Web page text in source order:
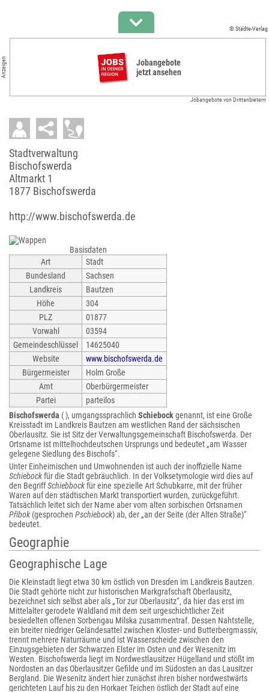
© Städte-Verlag
Anzeigen
Jobangebote
jetzt ansehen
Jobangebote von Drittanbietern
Stadtverwaltung
Bischofswerda
Altmarkt 1
1877 Bischofswerda
http://www.bischofswerda.de
Basisdaten
Art
Stadt
Bundesland
Sachsen
Landkreis
Bautzen
Höhe
304
PLZ
01877
Vorwahl
03594
Gemeindeschlüssel
14625040
Website
www.bischofswerda.de
Bürgermeister
Holm Große
Amt
Oberbürgermeister
Partei
parteilos
Bischofswerda ( ), umgangssprachlich Schiebockgenannt, ist eine Große
Kreisstadt im Landkreis Bautzen am westlichen Rand der sächsischen
Oberlausitz. Sie ist Sitz der Verwaltungsgemeinschaft Bischofswerda. Der
Ortsname ist mittelhochdeutschen Ursprungs und bedeutet „am Wasser
gelegene Siedlung des Bischofs“.
Unter Einheimischen und Umwohnenden ist auch der inoffizielle Name
Schiebockfür die Stadt gebräuchlich. In der Volksetymologie wird dies auf
den BegriffSchiebbockfür eine spezielle Art Schubkarre, mit der früher
Waren auf den städtischen Markt transportiert wurden, zurückgeführt.
Tatsächlich leitet sich der Name aber vom alten sorbischen Ortsnamen
Přibok (gesprochen Pschiebock) ab, der „an der Seite (der Alten Straße)“
bedeutet.
Geographie
Geographische Lage
Die Kleinstadt liegt etwa 30 km östlich von Dresden im Landkreis Bautzen.
Die Stadt gehörte nicht zur historischen Markgrafschaft Oberlausitz,
bezeichnet sich selbst aber als „Tor zur Oberlausitz“, da hier das erst im
Mittelalter gerodete Waldland mit dem seit urgeschichtlicher Zeit
besiedelten offenen Sorbengau Milska zusammentraf. Dessen Nahtstelle,
ein breiter niedriger Geländesattel zwischen Kloster- und Butterbergmassiv,
trennt mehrere Naturräume und ist Wasserscheide zwischen den
Einzugsgebieten der Schwarzen Elster im Osten und der Wesenitz im
Westen. Bischofswerda liegt im Nordwestlausitzer Hügelland und stößt im
Nordosten an das Oberlausitzer Gefilde und im Südosten an das Lausitzer
Bergland. Die Wesenitz ändert hier zunächst ihren bisher nordwestwärts
gerichteten Lauf bis zu den Horkaer Teichen östlich der Stadt auf eine